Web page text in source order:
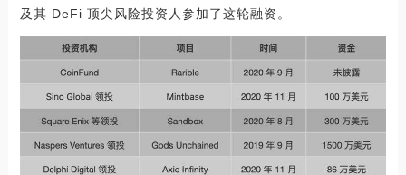
及其 DeFi 顶尖风险投资人参加了这轮融资。